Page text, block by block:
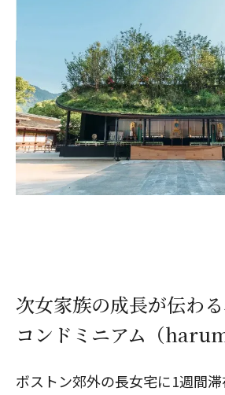
次女家族の成長が伝わ
コンドミニアム（
ボストン郊外の長女宅に1週間
閉じる